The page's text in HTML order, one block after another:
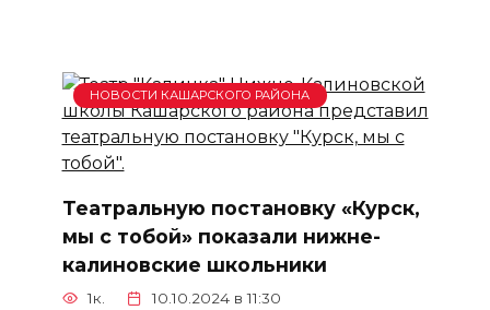
НОВОСТИ КАШАРСКОГО РАЙОНА
Театральную постановку «Курск,
мы с тобой» показали нижне-
калиновские школьники
1к. 10.10.2024 в 11:30